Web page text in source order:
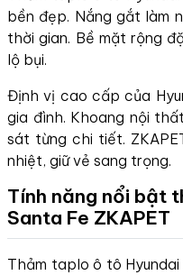
bền đẹp. Nắng gắt làm
thời gian. Bề mặt rộng
lộ bụi.
Định vị cao cấp của
gia đình. Khoang nội
sát từng chi tiết.
nhiệt, giữ vẻ sang trọng.
Tính năng nổi bật
Santa Fe ZKAPET
Thảm taplo ô tô